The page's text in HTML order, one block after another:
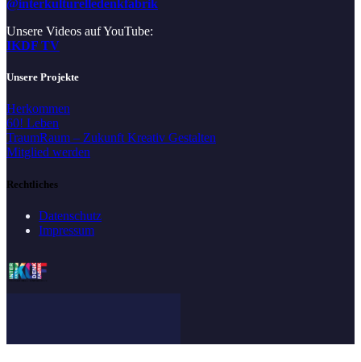
@interkulturelledenkfabrik
Unsere Videos auf YouTube:
IKDF TV
Unsere Projekte
Herkommen
60! Leben
TraumRaum – Zukunft Kreativ Gestalten
Mitglied werden
Rechtliches
Datenschutz
Impressum